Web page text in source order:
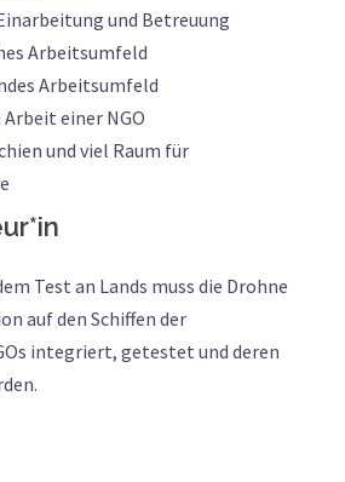
und Betreuung
Arbeitsumfeld
Arbeitsumfeld
einer NGO
und viel Raum für
Test an Lands muss die Drohne
auf den Schiffen der
integriert, getestet und deren